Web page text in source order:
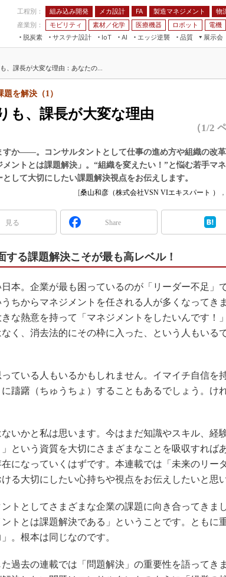
工程別： 組み込み開発 メカ設計 FA 製造マネジメント 物
産業別：
モビリティ 素材／化学 医療機器 ロボット 電機
脱炭素
サステナ設計
IoT
る工場
るサービス
AI
AI×設備保全
Physical AI
エッジ逆襲 品質
展示会
JIMTOF
IIFES
ジャパンモビリティショー
TECHNO-FRONTIER
EdgeTech+
AUTOMOTIVE WORLD
VR／AR
フィールドサービス
組み込み画像技術
組み込みモデリング
Windows Embedded
車載ソフト開発
ISO26262
無償設計ツール
3Dプリンタ
デジタルツインとCAE
S＆OP
インダストリー4.0
メイドインジャパン
植物工場
海外生産
グローバル設計・開発
制御セキュリティ
FA
、課長が大変な理由：あなたの...
も、課長が大変な理由
を解決（1）
（1/2
すか――。コンサルタントとして仕事の進め方や組織の改
ントとは課題解決」。“組織を変えたい！”と悩む若手マ
して大切にしたい課題解決視点をお伝えします。
[桑山和彦（株式会社VSN VIエキスパート ） ，
見る Share
る課題解決こそが最も高レベル！
本。企業が最も困っているのが「リーダー不足」
ちからマネジメントを任される人が多くなってきま
な熱意を持って「マネジメントをしたいんです！
く、消去法的にその枠に入った、という人もいる
いる人もいるかもしれません。イマイチ自信を
躊躇（ちゅうちょ）することもあるでしょう。け
いかと私は思います。今はまだ知識やスキル、経
という資質を大切にさまざまなことを吸収すれば
になっていくはずです。本連載では「未来のリー
る大切にしたい心持ちや視点をお伝えしたいと思い
トとしてさまざまな企業の課題に向き合ってきまし
トとは課題解決である」ということです。ともに
。根本は同じなのです。
過去の連載では「問題解決」の重要性を語ってき